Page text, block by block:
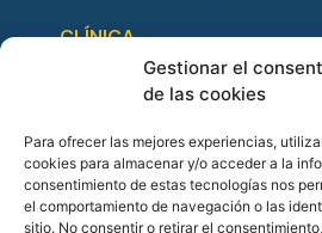
Gestionar el
de las cookies
Para ofrecer las mejores experiencias,
cookies para almacenar y/o acceder a la
consentimiento de estas tecnologías nos
el comportamiento de navegación o las
sitio. No consentir o retirar el
CLÍNICA
Testimonios
Noticias